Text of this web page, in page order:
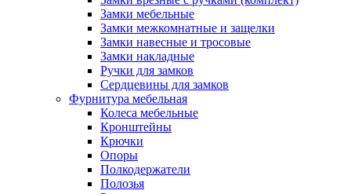
Замки мебельные
Замки межкомнатные и защелки
Замки навесные и тросовые
Замки накладные
Ручки для замков
Сердцевины для замков
Фурнитура мебельная
Колеса мебельные
Кронштейны
Крючки
Опоры
Полкодержатели
Полозья